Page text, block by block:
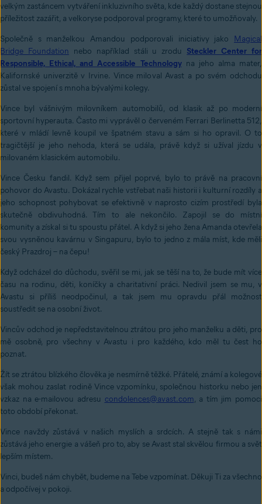
velkým zastáncem vytváření inkluzivního světa, kde každý dostane stejnou
příležitost zazářit, a velkoryse podporoval programy, které to umožňovaly.
Společně s manželkou Amandou podporovali iniciativy jako Magical
Bridge Foundation nebo například stáli u zrodu Steckler Center for
Responsible, Ethical, and Accessible Technologyna jeho alma mater,
Kalifornské univerzitě v Irvine. Vince miloval Avast a po svém odchodu
zůstal ve spojení s mnoha bývalými kolegy.
Vince byl vášnivým milovníkem automobilů, od klasik až po moderní
sportovní hyperauta. Často mi vyprávěl o červeném Ferrari Berlinetta 512,
které v mládí levně koupil ve špatném stavu a sám si ho opravil. O to
tragičtější je jeho nehoda, která se udála, právě když si užíval jízdu v
milovaném klasickém automobilu.
Vince Česku fandil. Když sem přijel poprvé, bylo to právě na pracovní
pohovor do Avastu. Dokázal rychle vstřebat naši historii i kulturní rozdíly a
jeho schopnost pohybovat se efektivně v naprosto cizím prostředí byla
skutečně obdivuhodná. Tím to ale nekončilo. Zapojil se do místní
komunity a získal si tu spoustu přátel. A když si jeho žena Amanda otevřela
svou vysněnou kavárnu v Singapuru, bylo to jedno z mála míst, kde měli
český Prazdroj – na čepu!
Když odcházel do důchodu, svěřil se mi, jak se těší na to, že bude mít více
času na rodinu, děti, koníčky a charitativní práci. Nedivil jsem se mu, v
Avastu si příliš neodpočinul, a tak jsem mu opravdu přál možnost
soustředit se na osobní život.
Vincův odchod je nepředstavitelnou ztrátou pro jeho manželku a děti, pro
mě osobně, pro všechny v Avastu i pro každého, kdo měl tu čest ho
poznat.
Žít se ztrátou blízkého člověka je nesmírně těžké. Přátelé, známí a kolegové
však mohou zaslat rodině Vince vzpomínku, společnou historku nebo jen
vzkaz na e-mailovou adresu condolences@avast.com, a tím jim pomoci
toto období překonat.
Vince navždy zůstává v našich myslích a srdcích. A stejně tak s námi
zůstává jeho energie a vášeň pro to, aby se Avast stal skvělou firmou a svět
lepším místem.
Vinci, budeš nám chybět, budeme na Tebe vzpomínat. Děkuji Ti za všechno
a odpočívej v pokoji.